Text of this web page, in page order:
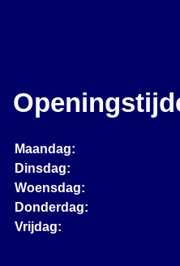
Maandag:
Dinsdag:
Woensdag:
Donderdag:
Vrijdag: